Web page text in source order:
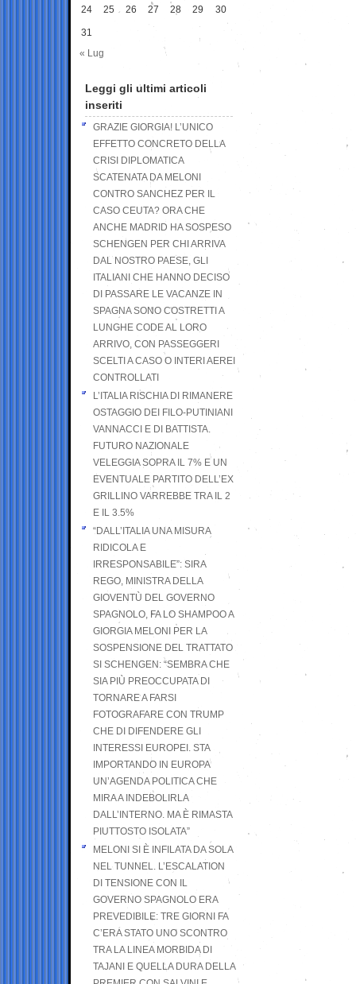
24 25 26 27 28 29 30
31
« Lug
Leggi gli ultimi articoli
inseriti
GRAZIE GIORGIA! L’UNICO
EFFETTO CONCRETO DELLA
CRISI DIPLOMATICA
SCATENATA DA MELONI
CONTRO SANCHEZ PER IL
CASO CEUTA? ORA CHE
ANCHE MADRID HA SOSPESO
SCHENGEN PER CHI ARRIVA
DAL NOSTRO PAESE, GLI
ITALIANI CHE HANNO DECISO
DI PASSARE LE VACANZE IN
SPAGNA SONO COSTRETTI A
LUNGHE CODE AL LORO
ARRIVO, CON PASSEGGERI
SCELTI A CASO O INTERI AEREI
CONTROLLATI
L’ITALIA RISCHIA DI RIMANERE
OSTAGGIO DEI FILO-PUTINIANI
VANNACCI E DI BATTISTA.
FUTURO NAZIONALE
VELEGGIA SOPRA IL 7% E UN
EVENTUALE PARTITO DELL’EX
GRILLINO VARREBBE TRA IL 2
E IL 3.5%
“DALL’ITALIA UNA MISURA
RIDICOLA E
IRRESPONSABILE”: SIRA
REGO, MINISTRA DELLA
GIOVENTÙ DEL GOVERNO
SPAGNOLO, FA LO SHAMPOO A
GIORGIA MELONI PER LA
SOSPENSIONE DEL TRATTATO
SI SCHENGEN: “SEMBRA CHE
SIA PIÙ PREOCCUPATA DI
TORNARE A FARSI
FOTOGRAFARE CON TRUMP
CHE DI DIFENDERE GLI
INTERESSI EUROPEI. STA
IMPORTANDO IN EUROPA
UN’AGENDA POLITICA CHE
MIRA A INDEBOLIRLA
DALL’INTERNO. MA È RIMASTA
PIUTTOSTO ISOLATA”
MELONI SI È INFILATA DA SOLA
NEL TUNNEL. L’ESCALATION
DI TENSIONE CON IL
GOVERNO SPAGNOLO ERA
PREVEDIBILE: TRE GIORNI FA
C’ERA STATO UNO SCONTRO
TRA LA LINEA MORBIDA DI
TAJANI E QUELLA DURA DELLA